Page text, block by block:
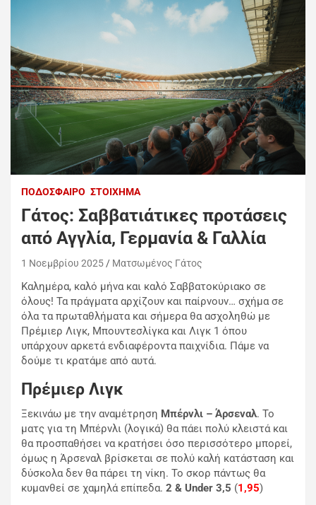
ΠΟΔΌΣΦΑΙΡΟ ΣΤΟΊΧΗΜΑ
Γάτος: Σαββατιάτικες προτάσεις
από Αγγλία, Γερμανία & Γαλλία
1 Νοεμβρίου 2025 Ματσωμένος Γάτος
Καλημέρα, καλό μήνα και καλό Σαββατοκύριακο σε
όλους! Τα πράγματα αρχίζουν και παίρνουν… σχήμα σε
όλα τα πρωταθλήματα και σήμερα θα ασχοληθώ με
Πρέμιερ Λιγκ, Μπουντεσλίγκα και Λιγκ 1 όπου
υπάρχουν αρκετά ενδιαφέροντα παιχνίδια. Πάμε να
δούμε τι κρατάμε από αυτά.
Πρέμιερ Λιγκ
Ξεκινάω με την αναμέτρηση Μπέρνλι – Άρσεναλ. Το
ματς για τη Μπέρνλι (λογικά) θα πάει πολύ κλειστά και
θα προσπαθήσει να κρατήσει όσο περισσότερο μπορεί,
όμως η Άρσεναλ βρίσκεται σε πολύ καλή κατάσταση και
δύσκολα δεν θα πάρει τη νίκη. Το σκορ πάντως θα
κυμανθεί σε χαμηλά επίπεδα. 2 & Under 3,5 (1,95)